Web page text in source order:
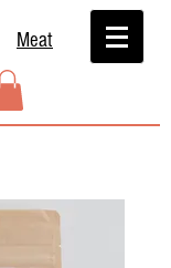
Meat